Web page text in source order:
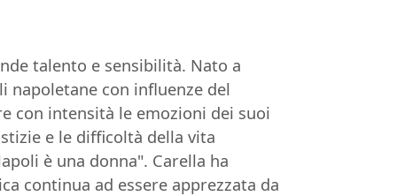
talento e sensibilità. Nato a
napoletane con influenze del
con intensità le emozioni dei suoi
e le difficoltà della vita
è una donna". Carella ha
continua ad essere apprezzata da